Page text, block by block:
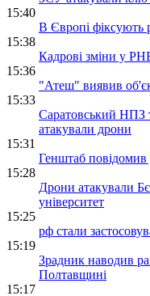
15:40
В Європі фіксують
15:38
Кадрові зміни у
15:36
"Атеш" виявив
15:33
Саратовський НПЗ
атакували дрони
15:31
Генштаб повідомив
15:28
Дрони атакували
університет
15:25
рф стали
15:19
Зрадник наводив
Полтавщині
15:17